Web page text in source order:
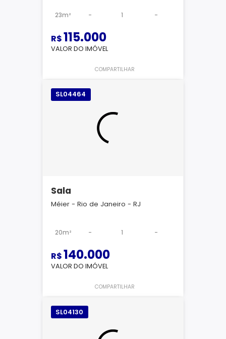
23m² - 1 -
R$115.000
VALOR DO IMÓVEL
COMPARTILHAR
SL04464
Sala
Méier - Rio de Janeiro - RJ
20m² - 1 -
R$140.000
VALOR DO IMÓVEL
COMPARTILHAR
SL04130